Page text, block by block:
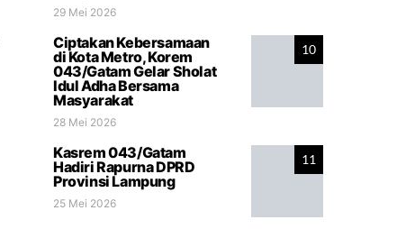
29 Mei 2026
10
Ciptakan Kebersamaan
di Kota Metro, Korem
043/Gatam Gelar Sholat
Idul Adha Bersama
Masyarakat
28 Mei 2026
11
Kasrem 043/Gatam
Hadiri Rapurna DPRD
Provinsi Lampung
25 Mei 2026